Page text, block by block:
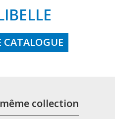
CATALOGUE
collection